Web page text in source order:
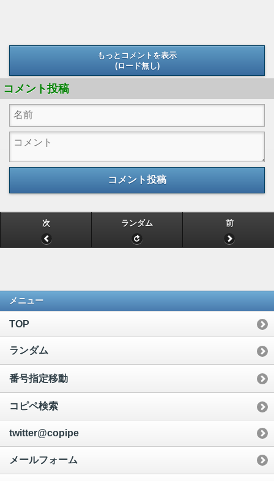
もっとコメントを表示
(ロード無し)
コメント投稿
コメント投稿
次 ランダム 前
メニュー
TOP
ランダム
番号指定移動
コピペ検索
twitter@copipe
メールフォーム